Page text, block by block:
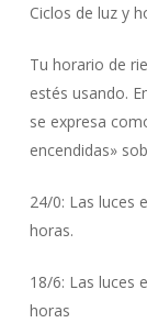
Ciclos de luz y
Tu horario de
estés usando.
se expresa
encendidas»
24/0: Las luces
horas.
18/6: Las luces
horas